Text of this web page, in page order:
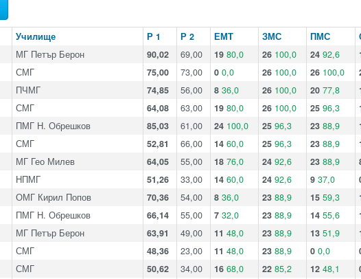
Училище Р 1 Р 2 ЕМТ ЗМС ПМС
МГ Петър Берон 90,02 69,00 19 80,0 26 100,0 24 92,6
СМГ 75,00 73,00 0 0,0 26 100,0 26 100,0
ПЧМГ 74,85 56,00 8 36,0 26 100,0 20 77,8
СМГ 64,08 63,00 19 80,0 26 100,0 25 96,3
ПМГ Н. Обрешков 85,03 61,00 24 100,0 25 96,3 23 88,9
СМГ 52,81 66,00 14 60,0 25 96,3 23 88,9
МГ Гео Милев 64,05 55,00 18 76,0 24 92,6 23 88,9
НПМГ 51,26 33,00 14 60,0 24 92,6 9 37,0
ОМГ Кирил Попов 70,36 54,00 8 36,0 23 88,9 15 59,3
ПМГ Н. Обрешков 66,14 55,00 7 32,0 23 88,9 14 55,6
МГ Петър Берон 63,91 49,00 11 48,0 23 88,9 13 51,9
СМГ 48,36 23,00 11 48,0 23 88,9 0 0,0
СМГ 50,62 34,00 16 68,0 22 85,2 12 48,1